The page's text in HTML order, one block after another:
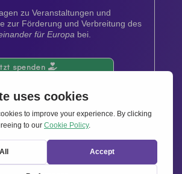
zu Veranstaltungen und
zur Förderung und Verbreitung des
für Europa bei.
spenden
Laufenden mit den neuesten
Netzwerk.